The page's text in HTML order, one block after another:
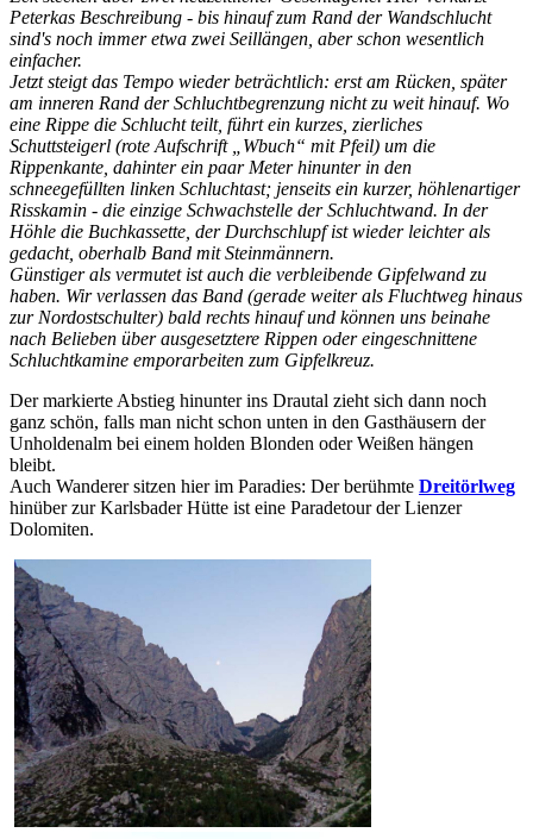
Peterkas Beschreibung - bis hinauf zum Rand der Wandschlucht
sind's noch immer etwa zwei Seillängen, aber schon wesentlich
einfacher.
Jetzt steigt das Tempo wieder beträchtlich: erst am Rücken, später
am inneren Rand der Schluchtbegrenzung nicht zu weit hinauf. Wo
eine Rippe die Schlucht teilt, führt ein kurzes, zierliches
Schuttsteigerl (rote Aufschrift „Wbuch“ mit Pfeil) um die
Rippenkante, dahinter ein paar Meter hinunter in den
schneegefüllten linken Schluchtast; jenseits ein kurzer, höhlenartiger
Risskamin - die einzige Schwachstelle der Schluchtwand. In der
Höhle die Buchkassette, der Durchschlupf ist wieder leichter als
gedacht, oberhalb Band mit Steinmännern.
Günstiger als vermutet ist auch die verbleibende Gipfelwand zu
haben. Wir verlassen das Band (gerade weiter als Fluchtweg hinaus
zur Nordostschulter) bald rechts hinauf und können uns beinahe
nach Belieben über ausgesetztere Rippen oder eingeschnittene
Schluchtkamine emporarbeiten zum Gipfelkreuz.
Der markierte Abstieg hinunter ins Drautal zieht sich dann noch
ganz schön, falls man nicht schon unten in den Gasthäusern der
Unholdenalm bei einem holden Blonden oder Weißen hängen
bleibt.
Auch Wanderer sitzen hier im Paradies: Der berühmte Dreitörlweg
hinüber zur Karlsbader Hütte ist eine Paradetour der Lienzer
Dolomiten.